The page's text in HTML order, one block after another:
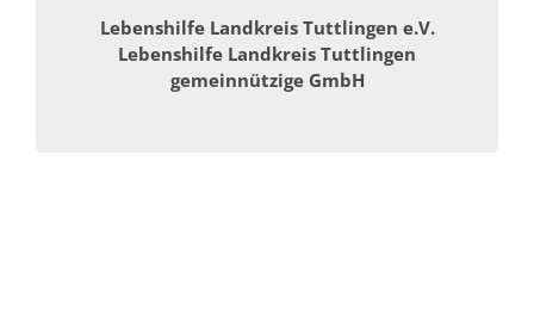
Lebenshilfe Landkreis Tuttlingen e.V.
Lebenshilfe Landkreis Tuttlingen
gemeinnützige GmbH